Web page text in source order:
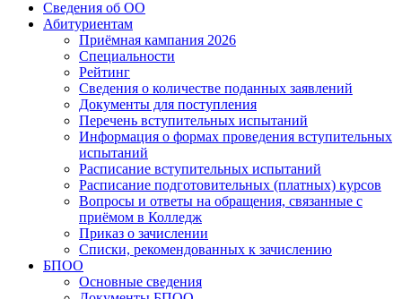
Сведения об ОО
Абитуриентам
Приёмная кампания 2026
Специальности
Рейтинг
Сведения о количестве поданных заявлений
Документы для поступления
Перечень вступительных испытаний
Информация о формах проведения вступительных
испытаний
Расписание вступительных испытаний
Расписание подготовительных (платных) курсов
Вопросы и ответы на обращения, связанные с
приёмом в Колледж
Приказ о зачислении
Списки, рекомендованных к зачислению
БПОО
Основные сведения